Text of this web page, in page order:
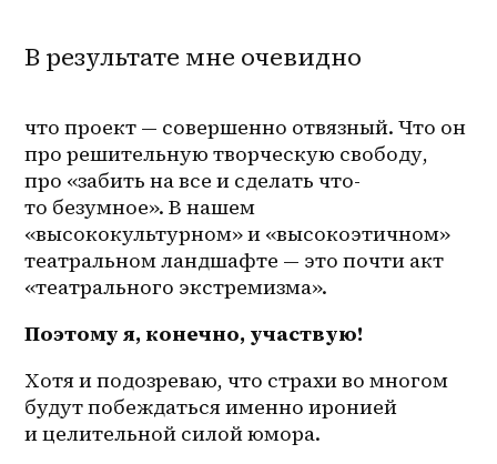
В результате мне очевидно
что проект — совершенно отвязный. Что он
про решительную творческую свободу,
про «забить на все и сделать что-
то безумное». В нашем
«высококультурном» и «высокоэтичном»
театральном ландшафте — это почти акт
«театрального экстремизма».
Поэтому я, конечно, участвую!
Хотя и подозреваю, что страхи во многом
будут побеждаться именно иронией
и целительной силой юмора.